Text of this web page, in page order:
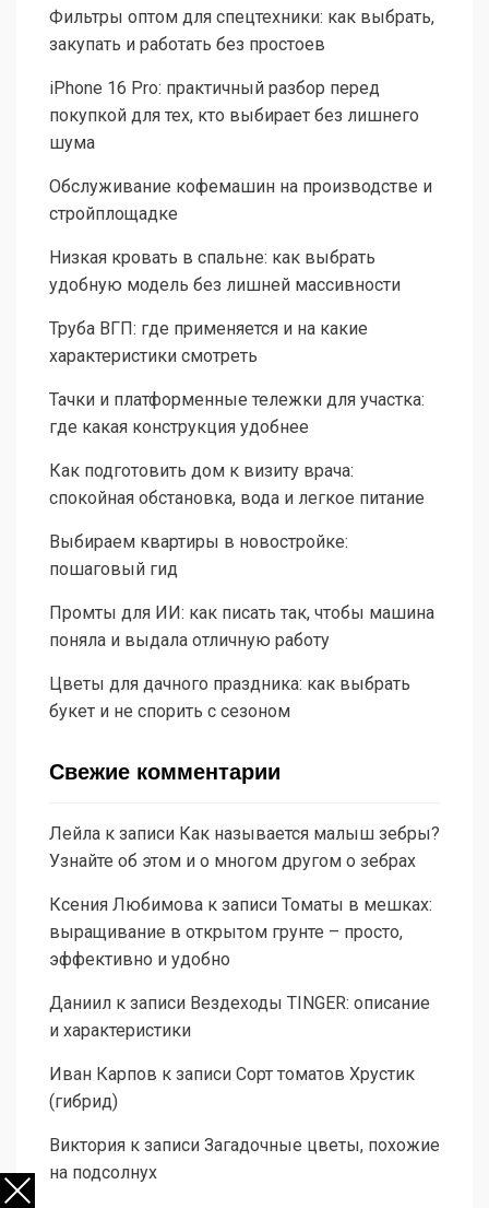
Фильтры оптом для спецтехники: как выбрать,
закупать и работать без простоев
iPhone 16 Pro: практичный разбор перед
покупкой для тех, кто выбирает без лишнего
шума
Обслуживание кофемашин на производстве и
стройплощадке
Низкая кровать в спальне: как выбрать
удобную модель без лишней массивности
Труба ВГП: где применяется и на какие
характеристики смотреть
Тачки и платформенные тележки для участка:
где какая конструкция удобнее
Как подготовить дом к визиту врача:
спокойная обстановка, вода и легкое питание
Выбираем квартиры в новостройке:
пошаговый гид
Промты для ИИ: как писать так, чтобы машина
поняла и выдала отличную работу
Цветы для дачного праздника: как выбрать
букет и не спорить с сезоном
Свежие комментарии
Лейла к записи Как называется малыш зебры?
Узнайте об этом и о многом другом о зебрах
Ксения Любимова к записи Томаты в мешках:
выращивание в открытом грунте – просто,
эффективно и удобно
Даниил к записи Вездеходы TINGER: описание
и характеристики
Иван Карпов к записи Сорт томатов Хрустик
(гибрид)
Виктория к записи Загадочные цветы, похожие
на подсолнух